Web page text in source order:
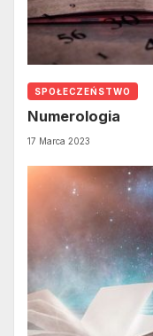
SPOŁECZEŃSTWO
Numerologia
17 Marca 2023